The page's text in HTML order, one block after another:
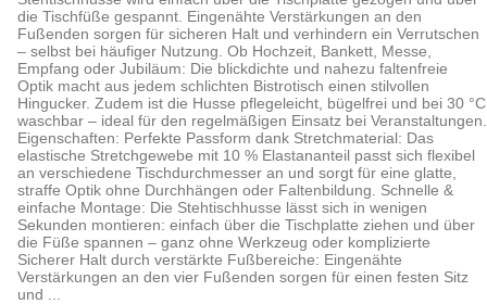
die Tischfüße gespannt. Eingenähte Verstärkungen an den
Fußenden sorgen für sicheren Halt und verhindern ein Verrutschen
– selbst bei häufiger Nutzung. Ob Hochzeit, Bankett, Messe,
Empfang oder Jubiläum: Die blickdichte und nahezu faltenfreie
Optik macht aus jedem schlichten Bistrotisch einen stilvollen
Hingucker. Zudem ist die Husse pflegeleicht, bügelfrei und bei 30 °C
waschbar – ideal für den regelmäßigen Einsatz bei Veranstaltungen.
Eigenschaften: Perfekte Passform dank Stretchmaterial: Das
elastische Stretchgewebe mit 10 % Elastananteil passt sich flexibel
an verschiedene Tischdurchmesser an und sorgt für eine glatte,
straffe Optik ohne Durchhängen oder Faltenbildung. Schnelle &
einfache Montage: Die Stehtischhusse lässt sich in wenigen
Sekunden montieren: einfach über die Tischplatte ziehen und über
die Füße spannen – ganz ohne Werkzeug oder komplizierte
Sicherer Halt durch verstärkte Fußbereiche: Eingenähte
Verstärkungen an den vier Fußenden sorgen für einen festen Sitz
und ...